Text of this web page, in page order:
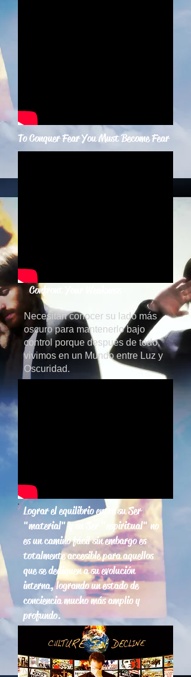
To Conquer Fear You Must Become Fear
Confront Your Weakness
Necesitan conocer su lado más
oscuro para mantenerlo bajo
control porque después de todo,
vivimos en un Mundo entre Luz y
Oscuridad.
Lograr el equilibrio entre su Ser
"material" y su Ser "espiritual" no
es un camino fácil sin embargo es
totalmente accesible para aquellos
que se dediquen a su evolución
interna, logrando un estado de
conciencia mucho más amplio y
profundo.